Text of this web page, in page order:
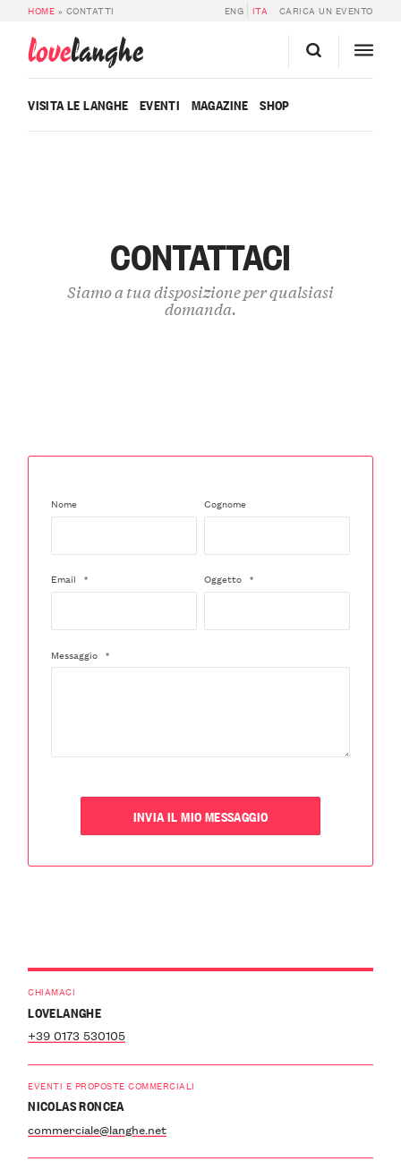
HOME » CONTATTI ENG ITA CARICA UN EVENTO
lovelanghe
VISITA LE LANGHE EVENTI MAGAZINE SHOP
CONTATTACI
Siamo a tua disposizione per qualsiasi
domanda.
Nome Cognome
Email * Oggetto *
Messaggio *
CHIAMACI
LOVELANGHE
+39 0173 530105
EVENTI E PROPOSTE COMMERCIALI
NICOLAS RONCEA
commerciale@langhe.net